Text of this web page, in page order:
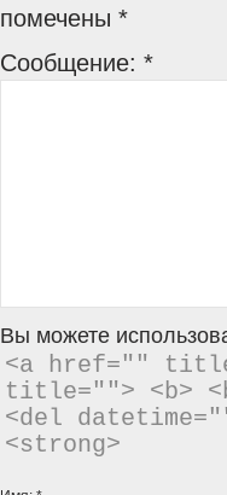
помечены *
Сообщение: *
Вы можете
<a href=""
title=""> <b>
<del
<strong>